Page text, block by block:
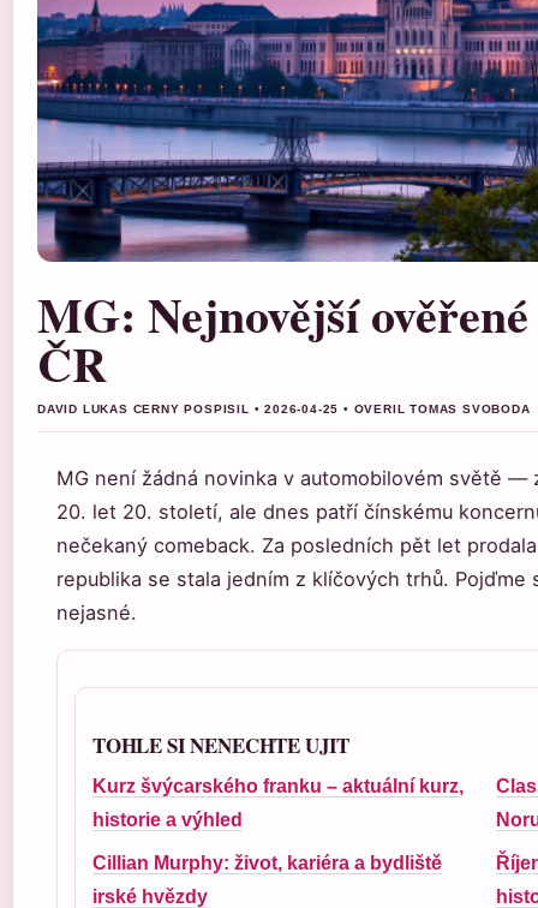
MG: Nejnovější
ČR
DAVID LUKAS CERNY POSPISIL • 2026-04-25 • OVERIL TOMAS SVOBODA
MG není žádná novinka v automobilovém světě
20. let 20. století, ale dnes patří čínskému
nečekaný comeback. Za posledních pět let
republika se stala jedním z klíčových trhů.
nejasné.
TOHLE SI NENECHTE UJIT
Kurz švýcarského franku – aktuální kurz,
historie a výhled
Cillian Murphy: život, kariéra a bydliště
irské hvězdy